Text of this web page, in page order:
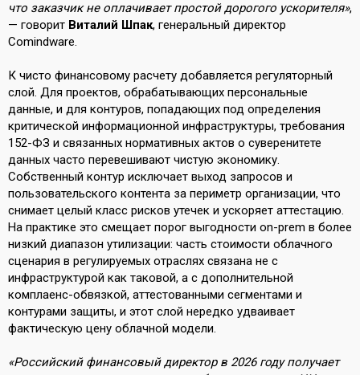
что заказчик не оплачивает простой дорогого ускорителя»,
— говорит Виталий Шпак, генеральный директор
Comindware.
К чисто финансовому расчету добавляется регуляторный
слой. Для проектов, обрабатывающих персональные
данные, и для контуров, попадающих под определения
критической информационной инфраструктуры, требования
152-ФЗ и связанных нормативных актов о суверенитете
данных часто перевешивают чистую экономику.
Собственный контур исключает выход запросов и
пользовательского контента за периметр организации, что
снимает целый класс рисков утечек и ускоряет аттестацию.
На практике это смещает порог выгодности on-prem в более
низкий диапазон утилизации: часть стоимости облачного
сценария в регулируемых отраслях связана не с
инфраструктурой как таковой, а с дополнительной
комплаенс-обвязкой, аттестованными сегментами и
контурами защиты, и этот слой нередко удваивает
фактическую цену облачной модели.
«Российский финансовый директор в 2026 году получает